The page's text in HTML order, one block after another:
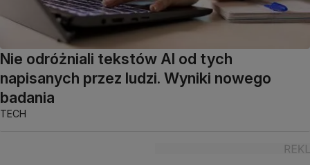
Nie odróżniali tekstów AI od tych
napisanych przez ludzi. Wyniki nowego
badania
TECH